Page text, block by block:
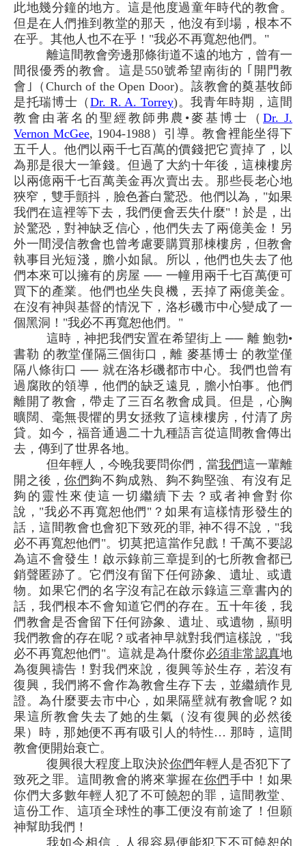
此地幾分鐘的地方。這是他度過童年時代的教會。
但是在人們推到教堂的那天，他沒有到場，根本不
在乎。其他人也不在乎！"我必不再寬恕他們。"
離這間教會旁邊那條街道不遠的地方，曾有一
間很優秀的教會。這是550號希望南街的 ｢開門教
會｣（Church of the Open Door)。該教會的奠基牧師
是托瑞博士（ Dr. R. A. Torrey)。我青年時期，這間
教會由著名的聖經教師弗農•麥基博士（Dr. J.
Vernon McGee, 1904-1988）引導。教會裡能坐得下
五千人。他們以兩千七百萬的價錢把它賣掉了，以
為那是很大一筆錢。但過了大約十年後，這棟樓房
以兩億兩千七百萬美金再次賣出去。那些長老心地
狹窄，雙手顫抖，臉色蒼白驚恐。他們以為，"如果
我們在這裡等下去，我們便會丟失什麼"！於是，出
於驚恐，對神缺乏信心，他們失去了兩億美金！另
外一間浸信教會也曾考慮要購買那棟樓房，但教會
執事目光短淺，膽小如鼠。所以，他們也失去了他
們本來可以擁有的房屋 ── 一幢用兩千七百萬便可
買下的產業。他們也坐失良機，丟掉了兩億美金。
在沒有神與基督的情況下，洛杉磯市中心變成了一
個黑洞！"我必不再寬恕他們。"
這時，神把我們安置在希望街上 ── 離 鮑勃•
書勒 的教堂僅隔三個街口，離 麥基博士 的教堂僅
隔八條街口 ── 就在洛杉磯都市中心。我們也曾有
過腐敗的領導，他們的缺乏遠見，膽小怕事。他們
離開了教會，帶走了三百名教會成員。但是，心胸
曠闊、毫無畏懼的男女拯救了這棟樓房，付清了房
貸。如今，福音通過二十九種語言從這間教會傳出
去，傳到了世界各地。
但年輕人，今晚我要問你們，當我們這一輩離
開之後，你們夠不夠成熟、夠不夠堅強、有沒有足
夠的靈性來使這一切繼續下去？或者神會對你
說，"我必不再寬恕他們"？如果有這樣情形發生的
話，這間教會也會犯下致死的罪, 神不得不說，"我
必不再寬恕他們"。切莫把這當作兒戲！千萬不要認
為這不會發生！啟示錄前三章提到的七所教會都已
銷聲匿跡了。它們沒有留下任何跡象、遺址、或遺
物。如果它們的名字沒有記在啟示錄這三章書內的
話，我們根本不會知道它們的存在。五十年後，我
們教會是否會留下任何跡象、遺址、或遺物，顯明
我們教會的存在呢？或者神早就對我們這樣說，"我
必不再寬恕他們"。這就是為什麼你必須非常認真地
為復興禱告！對我們來說，復興等於生存，若沒有
復興，我們將不會作為教會生存下去，並繼續作見
證。為什麼要去市中心，如果隔壁就有教會呢？如
果這所教會失去了她的生氣（沒有復興的必然後
果）時，那她便不再有吸引人的特性… 那時，這間
教會便開始衰亡。
復興很大程度上取決於你們年輕人是否犯下了
致死之罪。這間教會的將來掌握在你們手中！如果
你們大多數年輕人犯了不可饒恕的罪，這間教堂、
這份工作、這項全球性的事工便沒有前途了！但願
神幫助我們！
我如今相信，人很容易便能犯下不可饒恕的